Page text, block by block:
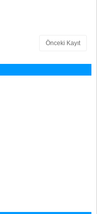
Önceki Kayıt